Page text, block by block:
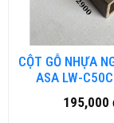
CỘT GỖ NHỰA
ASA LW-
195,000